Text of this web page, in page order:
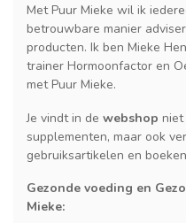
Met Puur Mieke wil ik
betrouwbare manier
producten. Ik ben Mieke
trainer Hormoonfactor en
met Puur Mieke.
Je vindt in de webshop niet
supplementen, maar ook
gebruiksartikelen en
Gezonde voeding en
Mieke: